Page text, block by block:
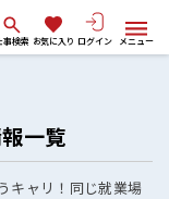
事検索 お気に入り ログイン メニュー
一覧
キャリ！同じ就業場